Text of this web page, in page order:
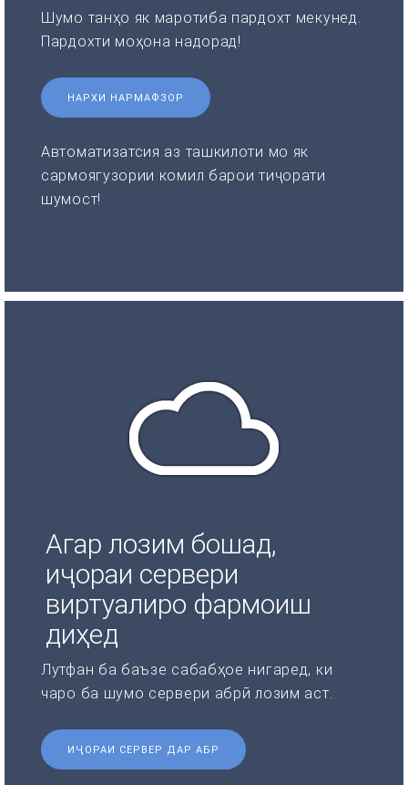
Шумо танҳо як маротиба пардохт мекунед.
Пардохти моҳона надорад!
НАРХИ НАРМАФЗОР
Автоматизатсия аз ташкилоти мо як
сармоягузории комил барои тиҷорати
шумост!
Агар лозим бошад,
иҷораи сервери
виртуалиро фармоиш
диҳед
Лутфан ба баъзе сабабҳое нигаред, ки
чаро ба шумо сервери абрӣ лозим аст.
ИҶОРАИ СЕРВЕР ДАР АБР